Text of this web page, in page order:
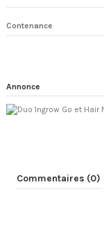
Contenance
Annonce
Commentaires (0)